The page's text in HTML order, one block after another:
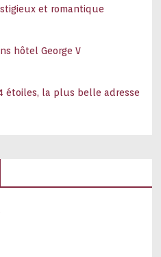
et romantique
hôtel George V
étoiles, la plus belle adresse